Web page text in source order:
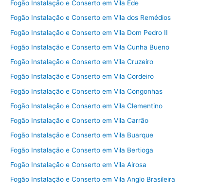
Fogão Instalação e Conserto em Vila Ede
Fogão Instalação e Conserto em Vila dos Remédios
Fogão Instalação e Conserto em Vila Dom Pedro II
Fogão Instalação e Conserto em Vila Cunha Bueno
Fogão Instalação e Conserto em Vila Cruzeiro
Fogão Instalação e Conserto em Vila Cordeiro
Fogão Instalação e Conserto em Vila Congonhas
Fogão Instalação e Conserto em Vila Clementino
Fogão Instalação e Conserto em Vila Carrão
Fogão Instalação e Conserto em Vila Buarque
Fogão Instalação e Conserto em Vila Bertioga
Fogão Instalação e Conserto em Vila Airosa
Fogão Instalação e Conserto em Vila Anglo Brasileira